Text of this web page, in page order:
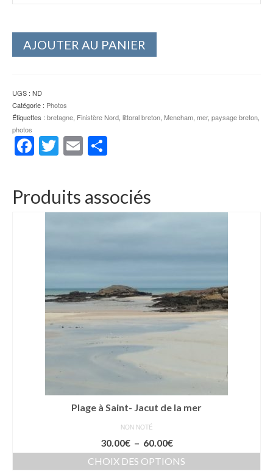
AJOUTER AU PANIER
UGS : ND
Catégorie : Photos
Étiquettes : bretagne, Finistère Nord, littoral breton, Meneham, mer, paysage breton,
photos
Facebook
Twitter
Email
Produits associés
Plage à Saint- Jacut de la mer
NON NOTÉ
30.00€ – 60.00€Plage
de
prix :
CHOIX DES OPTIONS